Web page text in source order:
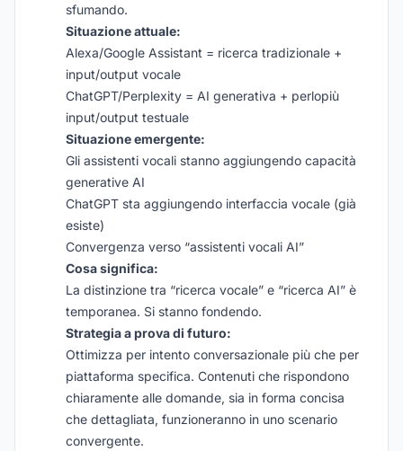
sfumando.
Situazione attuale:
Alexa/Google Assistant = ricerca tradizionale +
input/output vocale
ChatGPT/Perplexity = AI generativa + perlopiù
input/output testuale
Situazione emergente:
Gli assistenti vocali stanno aggiungendo capacità
generative AI
ChatGPT sta aggiungendo interfaccia vocale (già
esiste)
Convergenza verso “assistenti vocali AI”
Cosa significa:
La distinzione tra “ricerca vocale” e “ricerca AI” è
temporanea. Si stanno fondendo.
Strategia a prova di futuro:
Ottimizza per intento conversazionale più che per
piattaforma specifica. Contenuti che rispondono
chiaramente alle domande, sia in forma concisa
che dettagliata, funzioneranno in uno scenario
convergente.